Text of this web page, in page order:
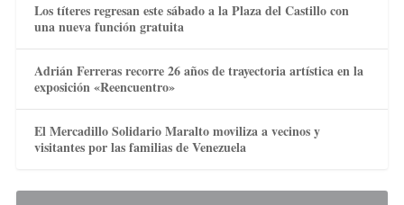
Los títeres regresan este sábado a la Plaza del Castillo con
una nueva función gratuita
Adrián Ferreras recorre 26 años de trayectoria artística en la
exposición «Reencuentro»
El Mercadillo Solidario Maralto moviliza a vecinos y
visitantes por las familias de Venezuela